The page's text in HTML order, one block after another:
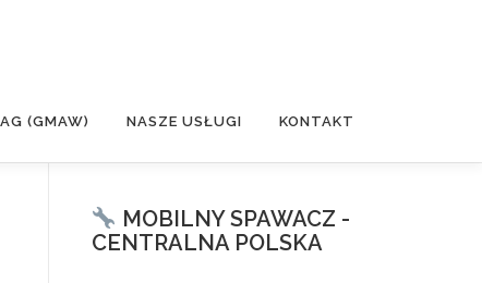
(GMAW) NASZE USŁUGI KONTAKT
MOBILNY SPAWACZ -
CENTRALNA POLSKA